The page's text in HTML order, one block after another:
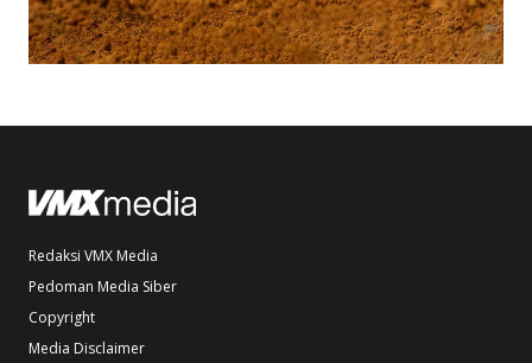
Redaksi VMX Media
Pedoman Media Siber
Copyright
Media Disclaimer